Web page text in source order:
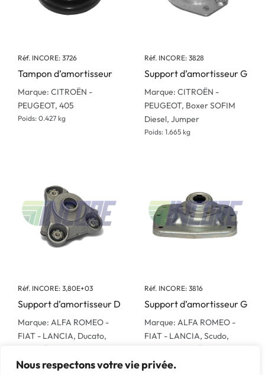
Nous respectons votre vie privée.
Réf. INCORE: 3726
Tampon d’amortisseur
Marque: CITROËN -
PEUGEOT, 405
Poids: 0.427 kg
Réf. INCORE: 3828
Support d’amortisseur G
Marque: CITROËN -
PEUGEOT, Boxer SOFIM
Diesel, Jumper
Poids: 1.665 kg
Réf. INCORE: 3,80E+03
Support d’amortisseur D
Marque: ALFA ROMEO -
FIAT - LANCIA, Ducato,
Boxer II, Jumper
Réf. INCORE: 3816
Support d’amortisseur G
Marque: ALFA ROMEO -
FIAT - LANCIA, Scudo,
PEUGEOT, 806, 807, C8,